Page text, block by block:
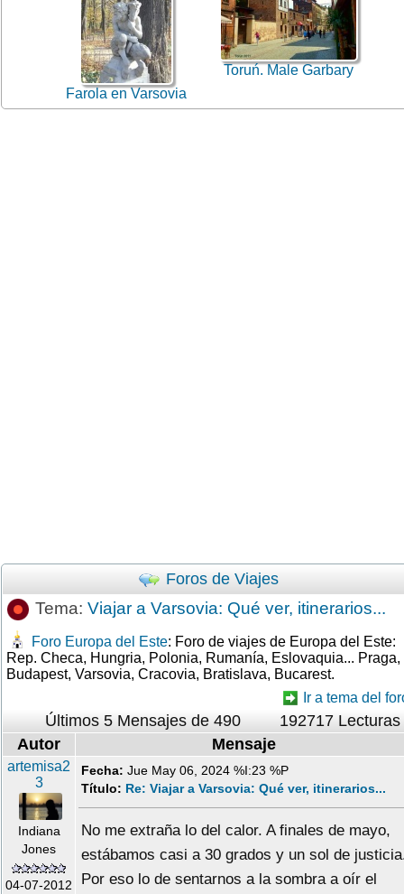
Farola en Varsovia
Toruń. Male Garbary
Foros de Viajes
Tema: Viajar a Varsovia: Qué ver, itinerarios...
Foro Europa del Este: Foro de viajes de Europa del Este:
Rep. Checa, Hungria, Polonia, Rumanía, Eslovaquia... Praga,
Budapest, Varsovia, Cracovia, Bratislava, Bucarest.
Ir a tema del
Últimos 5 Mensajes de 490
192717 Lecturas
Autor
Mensaje
artemisa2
3
Indiana
Jones
04-07-2012
Fecha: Jue May 06, 2024 %I:23 %P
Título: Re: Viajar a Varsovia: Qué ver, itinerarios...
No me extraña lo del calor. A finales de mayo,
estábamos casi a 30 grados y un sol de
Por eso lo de sentarnos a la sombra a oír el